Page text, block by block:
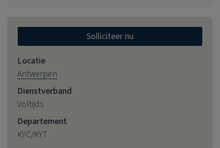
Solliciteer nu
Locatie
Antwerpen
Dienstverband
Voltijds
Departement
KYC/KYT